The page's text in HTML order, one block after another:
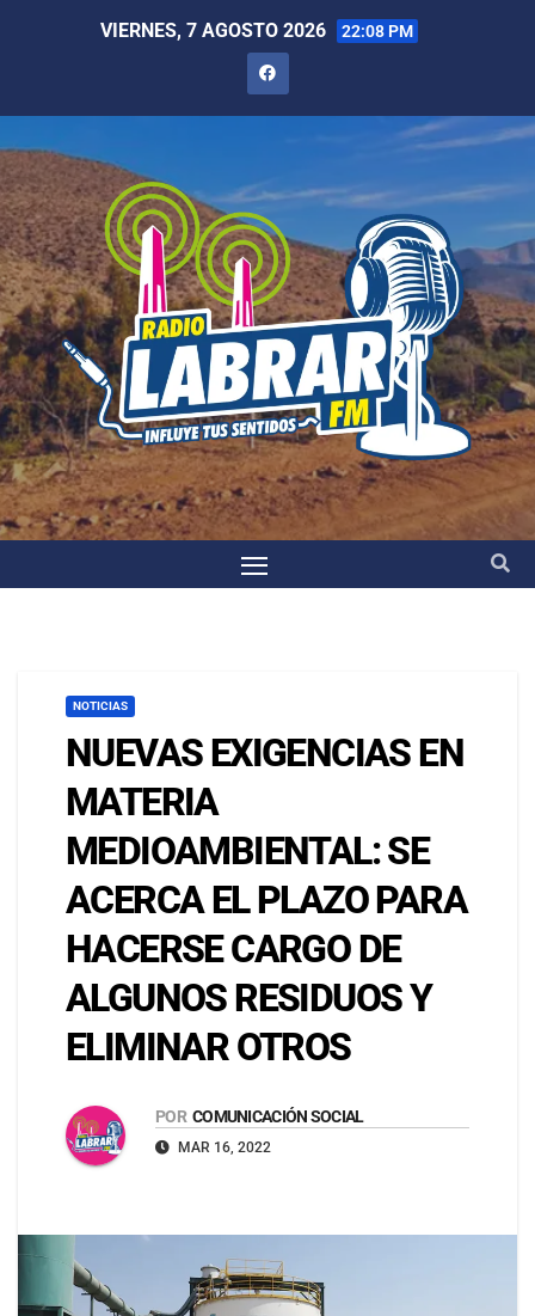
VIERNES, 7 AGOSTO 2026 22:08 PM
NOTICIAS
NUEVAS EXIGENCIAS EN
MATERIA
MEDIOAMBIENTAL: SE
ACERCA EL PLAZO PARA
HACERSE CARGO DE
ALGUNOS RESIDUOS Y
ELIMINAR OTROS
POR COMUNICACIÓN SOCIAL
MAR 16, 2022